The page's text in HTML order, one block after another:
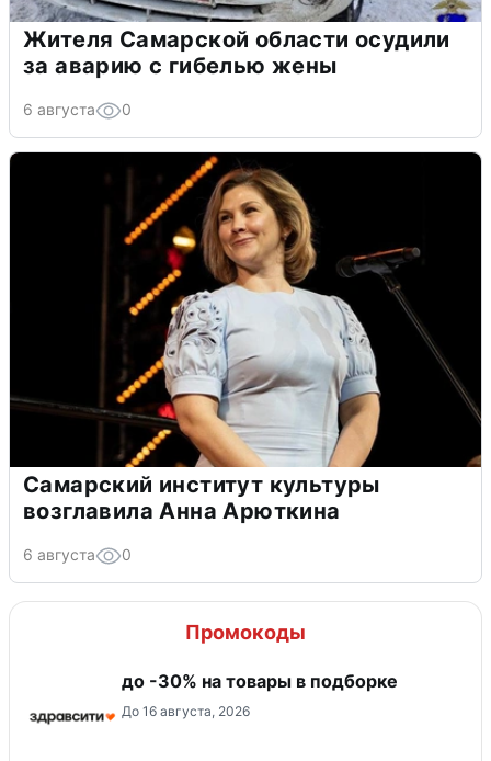
Жителя Самарской области осудили
за аварию с гибелью жены
6 августа 0
Самарский институт культуры
возглавила Анна Арюткина
6 августа 0
Промокоды
до -30% на товары в подборке
До 16 августа, 2026